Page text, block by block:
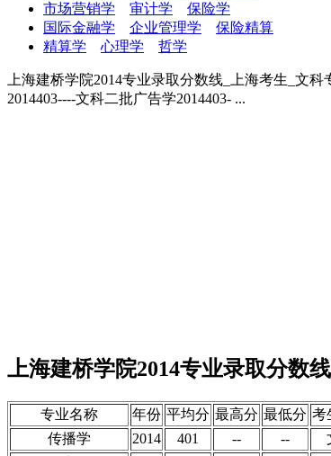
市场营销学
审计学
保险学
国际金融学
企业管理学
保险精算
精算学
心理学 哲学
上海建桥学院2014专业录取分数线_上海考生_文
2014403----文科二批广告学2014403- ...
上海建桥学院2014专业录取分数
专业名称 年份 平均分 最高分 最低分 考
传播学
2014 401 -- --